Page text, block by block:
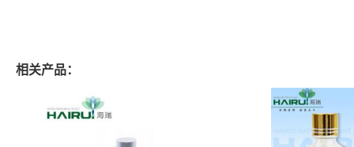
相关产品：